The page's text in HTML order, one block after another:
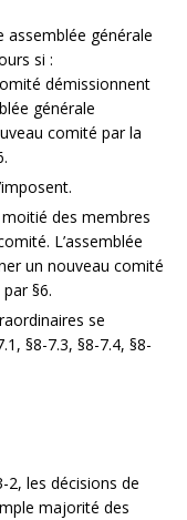
générale
si :
démissionnent
générale
comité par la
des membres
L’assemblée
un nouveau comité
§6.
se
§8-7.3, §8-7.4, §8-
2, les décisions de
majorité des